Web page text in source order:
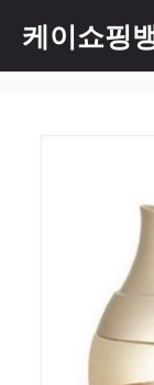
content
케이쇼핑